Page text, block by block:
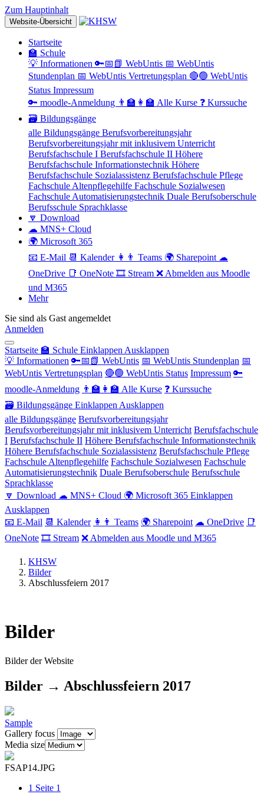
Zum Hauptinhalt
Website-Übersicht
Startseite
🏫 Schule
💡 Informationen 🔑📅📗 WebUntis 📅 WebUntis
Stundenplan 📅 WebUntis Vertretungsplan 🔴🟢 WebUntis
Status Impressum
🔑 moodle-Anmeldung 👨‍🏫👩‍🏫 Alle Kurse ❓ Kurssuche
🗃 Bildungsgänge
alle Bildungsgänge Berufsvorbereitungsjahr
Berufsvorbereitungsjahr mit inklusivem Unterricht
Berufsfachschule I Berufsfachschule II Höhere
Berufsfachschule Informationstechnik Höhere
Berufsfachschule Sozialassistenz Berufsfachschule Pflege
Fachschule Altenpflegehilfe Fachschule Sozialwesen
Fachschule Automatisierungstechnik Duale Berufsoberschule
Berufsschule Sprachklasse
🔽 Download
☁ MNS+ Cloud
🌍 Microsoft 365
📧 E-Mail 📆 Kalender 👩👨 Teams 🌍 Sharepoint ☁
OneDrive 📑 OneNote 🎞 Stream ❌ Abmelden aus Moodle
und M365
Mehr
Sie sind als Gast angemeldet
Anmelden
Startseite 🏫 Schule Einklappen Ausklappen
💡 Informationen 🔑📅📗 WebUntis 📅 WebUntis Stundenplan 📅
WebUntis Vertretungsplan 🔴🟢 WebUntis Status Impressum 🔑
moodle-Anmeldung 👨‍🏫👩‍🏫 Alle Kurse ❓ Kurssuche
🗃 Bildungsgänge Einklappen Ausklappen
alle Bildungsgänge Berufsvorbereitungsjahr
Berufsvorbereitungsjahr mit inklusivem Unterricht Berufsfachschule
I Berufsfachschule II Höhere Berufsfachschule Informationstechnik
Höhere Berufsfachschule Sozialassistenz Berufsfachschule Pflege
Fachschule Altenpflegehilfe Fachschule Sozialwesen Fachschule
Automatisierungstechnik Duale Berufsoberschule Berufsschule
Sprachklasse
🔽 Download ☁ MNS+ Cloud 🌍 Microsoft 365 Einklappen
Ausklappen
📧 E-Mail 📆 Kalender 👩👨 Teams 🌍 Sharepoint ☁ OneDrive 📑
OneNote 🎞 Stream ❌ Abmelden aus Moodle und M365
KHSW
Bilder
Abschlussfeiern 2017
Bilder
Bilder der Website
Bilder → Abschlussfeiern 2017
Sample
Gallery focus
Media size
FSAP14.JPG
1 Seite 1